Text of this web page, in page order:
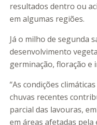
resultados dentro ou
em algumas regiões.
Já o milho de segunda
desenvolvimento
germinação, floração e
“As condições
chuvas recentes
parcial das lavouras,
em áreas afetadas